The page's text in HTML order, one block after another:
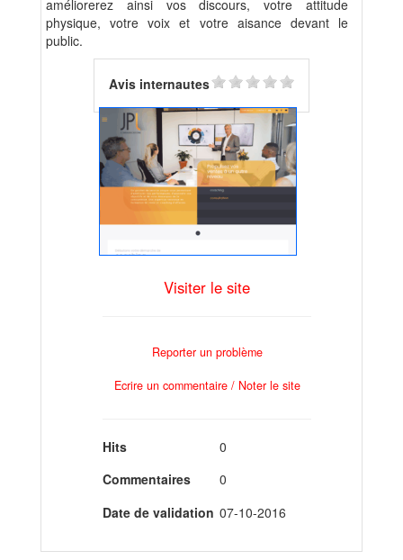
améliorerez ainsi vos discours, votre attitude
physique, votre voix et votre aisance devant le
public.
Avis internautes
Visiter le site
Reporter un problème
Ecrire un commentaire / Noter le site
Hits
0
Commentaires
0
Date de validation 07-10-2016